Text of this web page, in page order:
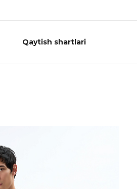
Qaytish shartlari